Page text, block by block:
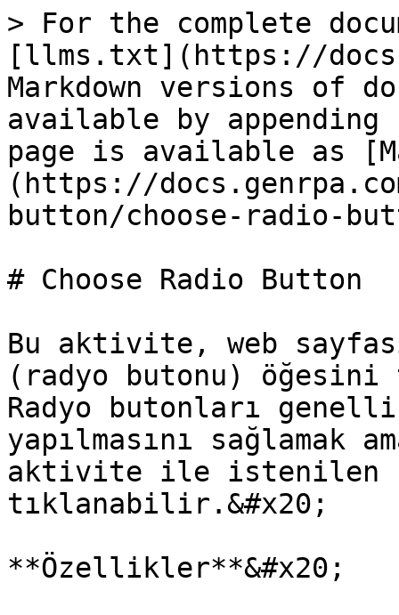
> For the complete
[llms.txt](https://
Markdown versions of
available by
page is available as
(https://
button/choose-radio-
# Choose Radio Button
Bu aktivite, web
(radyo butonu)
Radyo butonları
yapılmasını sağlamak
aktivite ile istenilen
tıklanabilir.&#x20;
**Özellikler**&#x20;